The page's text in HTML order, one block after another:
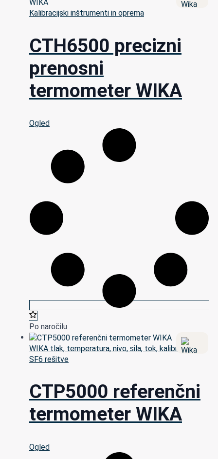
Kalibracijski inštrumenti in oprema
CTH6500 precizni
prenosni
termometer WIKA
Ogled
Po naročilu
WIKA tlak, temperatura, nivo, sila, tok, kalibracija in
SF6 rešitve
CTP5000 referenčni
termometer WIKA
Ogled